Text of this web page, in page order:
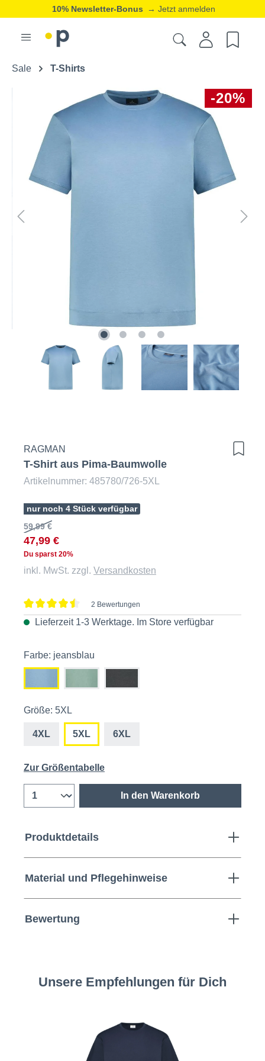
10% Newsletter-Bonus → Jetzt anmelden
Sale T-Shirts
-20%
RAGMAN
T-Shirt aus Pima-Baumwolle
Artikelnummer: 485780/726-5XL
nur noch 4 Stück verfügbar
59,99 €
47,99 €
Du sparst 20%
inkl. MwSt. zzgl. Versandkosten
Durchschnittliche Bewertung von 4.5 von 5 Sternen
2 Bewertungen
Lieferzeit 1-3 Werktage. Im Store verfügbar
Farbe: jeansblau
Größe: 5XL
4XL 5XL 6XL
Zur Größentabelle
In den Warenkorb
Produktdetails
Material und Pflegehinweise
Bewertung
Unsere Empfehlungen für Dich